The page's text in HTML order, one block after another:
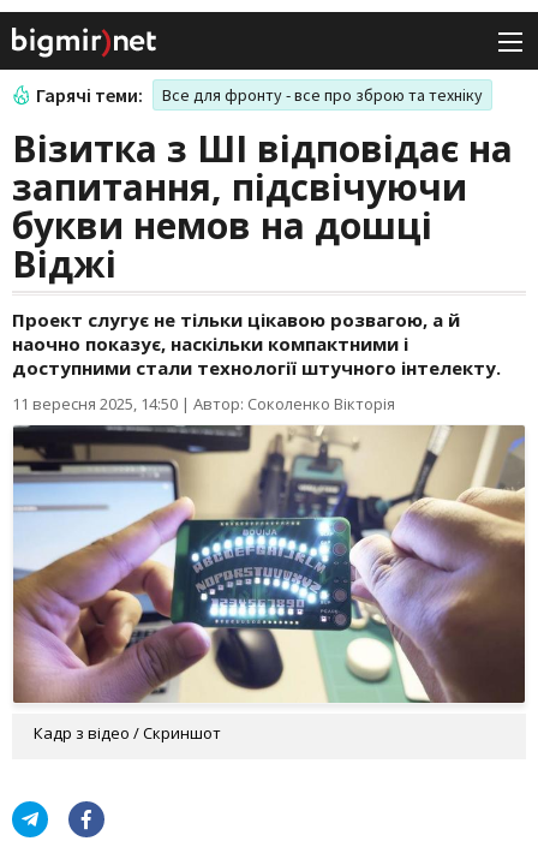
Гарячі теми: Все для фронту - все про зброю та техніку
Візитка з ШІ відповідає на
запитання, підсвічуючи
букви немов на дошці
Віджі
Проект слугує не тільки цікавою розвагою, а й
наочно показує, наскільки компактними і
доступними стали технології штучного інтелекту.
11 вересня 2025, 14:50 | Автор: Соколенко Вікторія
Кадр з відео / Скриншот